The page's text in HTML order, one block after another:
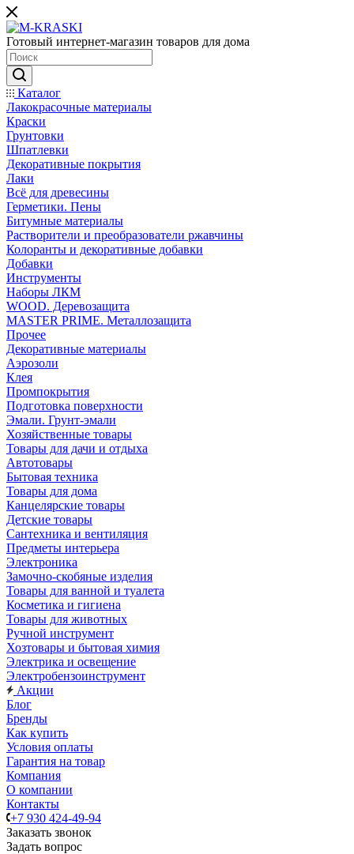
Готовый интернет-магазин товаров для дома
Каталог
Лакокрасочные материалы
Краски
Грунтовки
Шпатлевки
Декоративные покрытия
Лаки
Всё для древесины
Герметики. Пены
Битумные материалы
Растворители и преобразователи ржавчины
Колоранты и декоративные добавки
Добавки
Инструменты
Наборы ЛКМ
WOOD. Деревозащита
MASTER PRIME. Металлозащита
Прочее
Декоративные материалы
Аэрозоли
Клея
Промпокрытия
Подготовка поверхности
Эмали. Грунт-эмали
Хозяйственные товары
Товары для дачи и отдыха
Автотовары
Бытовая техника
Товары для дома
Канцелярские товары
Детские товары
Сантехника и вентиляция
Предметы интерьера
Электроника
Замочно-скобяные изделия
Товары для ванной и туалета
Косметика и гигиена
Товары для животных
Ручной инструмент
Хозтовары и бытовая химия
Электрика и освещение
Электробензоинструмент
Акции
Блог
Бренды
Как купить
Условия оплаты
Гарантия на товар
Компания
О компании
Контакты
+7 930 424-49-94
Заказать звонок
Задать вопрос